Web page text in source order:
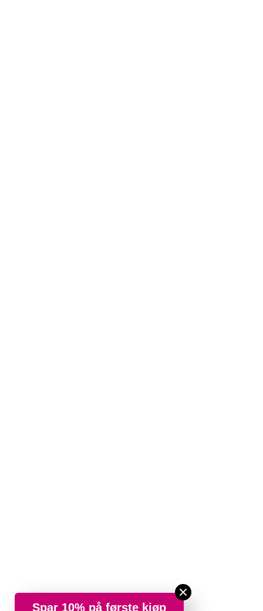
Spar 10% på første kjøp